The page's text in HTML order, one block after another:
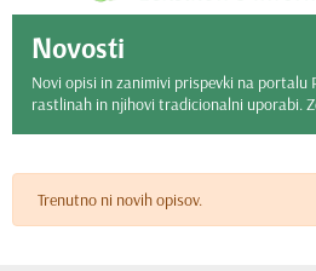
Novosti
Novi opisi in zanimivi prispevki na portalu
rastlinah in njihovi tradicionalni uporabi.
Trenutno ni novih opisov.